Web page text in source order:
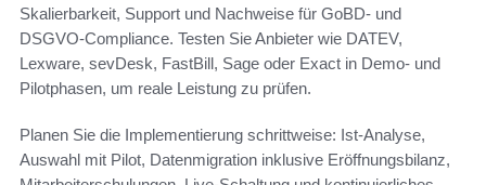
Skalierbarkeit, Support und Nachweise für GoBD- und
DSGVO-Compliance. Testen Sie Anbieter wie DATEV,
Lexware, sevDesk, FastBill, Sage oder Exact in Demo- und
Pilotphasen, um reale Leistung zu prüfen.
Planen Sie die Implementierung schrittweise: Ist-Analyse,
Auswahl mit Pilot, Datenmigration inklusive Eröffnungsbilanz,